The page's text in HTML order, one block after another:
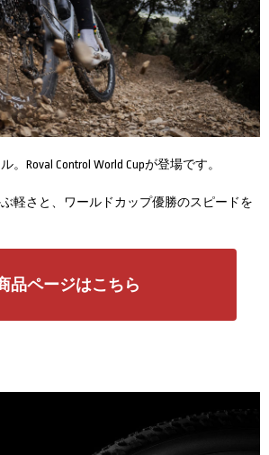
。Roval Control World Cupが登場です。
軽さと、ワールドカップ優勝のスピードを
品ページはこちら